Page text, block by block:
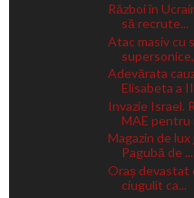
Război în
să recrute...
Atac masiv cu
Adevărata
Elisabeta a
Invazie Israel.
MAE pentru
Magazin de
Pagubă de ...
Oraș devastat
ciugulit ca...